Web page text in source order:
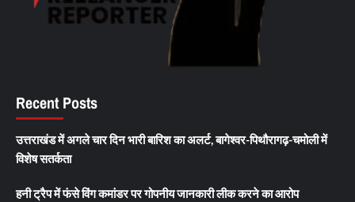
Recent Posts
उत्तराखंड में अगले चार दिन भारी बारिश का अलर्ट, बागेश्वर-पिथौरागढ़-चमोली में
विशेष सतर्कता
हनी ट्रैप में फंसे विंग कमांडर पर गोपनीय जानकारी लीक करने का आरोप